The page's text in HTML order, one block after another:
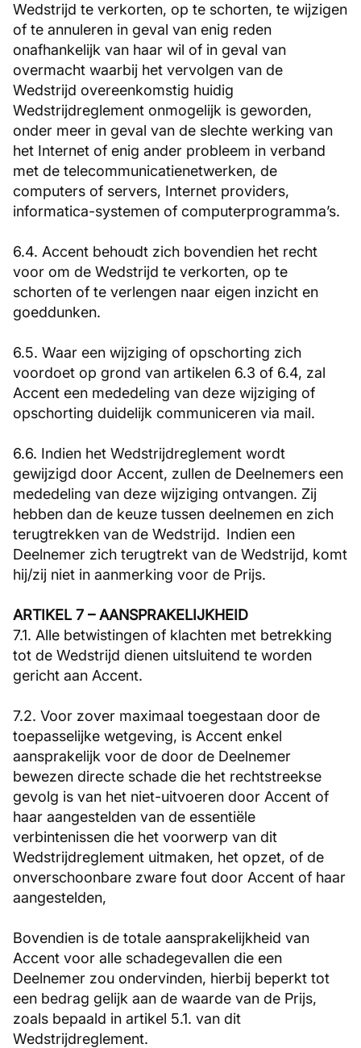
Wedstrijd te verkorten, op te schorten, te wijzigen
of te annuleren in geval van enig reden
onafhankelijk van haar wil of in geval van
overmacht waarbij het vervolgen van de
Wedstrijd overeenkomstig huidig
Wedstrijdreglement onmogelijk is geworden,
onder meer in geval van de slechte werking van
het Internet of enig ander probleem in verband
met de telecommunicatienetwerken, de
computers of servers, Internet providers,
informatica-systemen of computerprogramma’s.
6.4. Accent behoudt zich bovendien het recht
voor om de Wedstrijd te verkorten, op te
schorten of te verlengen naar eigen inzicht en
goeddunken.
6.5. Waar een wijziging of opschorting zich
voordoet op grond van artikelen 6.3 of 6.4, zal
Accent een mededeling van deze wijziging of
opschorting duidelijk communiceren via mail.
6.6. Indien het Wedstrijdreglement wordt
gewijzigd door Accent, zullen de Deelnemers een
mededeling van deze wijziging ontvangen. Zij
hebben dan de keuze tussen deelnemen en zich
terugtrekken van de Wedstrijd. Indien een
Deelnemer zich terugtrekt van de Wedstrijd, komt
hij/zij niet in aanmerking voor de Prijs.
ARTIKEL 7 – AANSPRAKELIJKHEID
7.1. Alle betwistingen of klachten met betrekking
tot de Wedstrijd dienen uitsluitend te worden
gericht aan Accent.
7.2. Voor zover maximaal toegestaan door de
toepasselijke wetgeving, is Accent enkel
aansprakelijk voor de door de Deelnemer
bewezen directe schade die het rechtstreekse
gevolg is van het niet-uitvoeren door Accent of
haar aangestelden van de essentiële
verbintenissen die het voorwerp van dit
Wedstrijdreglement uitmaken, het opzet, of de
onverschoonbare zware fout door Accent of haar
aangestelden,
Bovendien is de totale aansprakelijkheid van
Accent voor alle schadegevallen die een
Deelnemer zou ondervinden, hierbij beperkt tot
een bedrag gelijk aan de waarde van de Prijs,
zoals bepaald in artikel 5.1. van dit
Wedstrijdreglement.